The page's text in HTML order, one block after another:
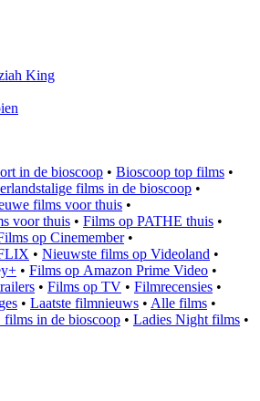
King
in de bioscoop • Bioscoop top films •
films in de bioscoop •
films voor thuis •
voor thuis • Films op PATHE thuis •
op Cinemember•
• Nieuwste films op Videoland •
• Films op Amazon Prime Video •
• Films op TV • Filmrecensies •
• Laatste filmnieuws • Alle films •
films in de bioscoop • Ladies Night films •